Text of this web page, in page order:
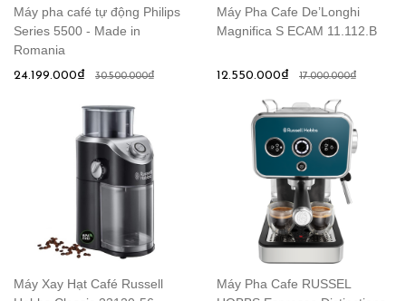
Máy pha café tự động Philips
Series 5500 - Made in
Romania
24.199.000₫ 30.500.000₫
Máy Pha Cafe De’Longhi
Magnifica S ECAM 11.112.B
12.550.000₫ 17.000.000₫
Máy Xay Hạt Café Russell
Máy Pha Cafe RUSSEL